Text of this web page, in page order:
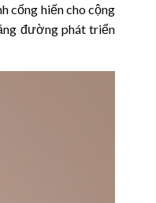
cống hiến cho cộng
đường phát triển